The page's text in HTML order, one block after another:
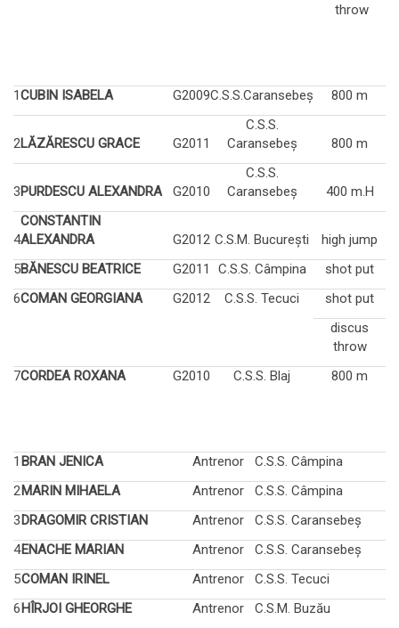
throw
1CUBIN ISABELA G2009C.S.S.Caransebeș 800 m
2LĂZĂRESCU GRACE G2011
C.S.S.
Caransebeș
800 m
3PURDESCU ALEXANDRA G2010
C.S.S.
Caransebeș
400 m.H
4
CONSTANTIN
ALEXANDRA
G2012 C.S.M. București
high jump
5BĂNESCU BEATRICE G2011 C.S.S. Câmpina
shot put
6COMAN GEORGIANA G2012 C.S.S. Tecuci
shot put
discus
throw
7CORDEA ROXANA G2010 C.S.S. Blaj 800 m
1 BRAN JENICA Antrenor
C.S.S. Câmpina
2 MARIN MIHAELA Antrenor
C.S.S. Câmpina
3 DRAGOMIR CRISTIAN Antrenor
C.S.S. Caransebeș
4ENACHE MARIAN Antrenor
C.S.S. Caransebeș
5COMAN IRINEL Antrenor
C.S.S. Tecuci
6HÎRJOI GHEORGHE Antrenor
C.S.M. Buzău